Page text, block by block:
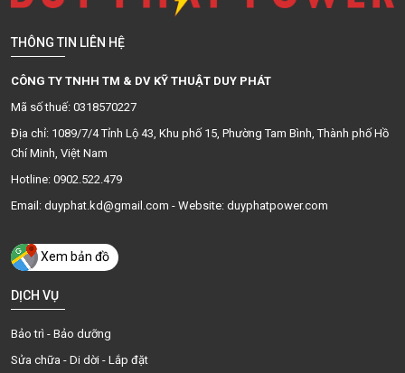
THÔNG TIN LIÊN HỆ
CÔNG TY TNHH TM & DV KỸ THUẬT DUY PHÁT
Mã số thuế: 0318570227
Địa chỉ: 1089/7/4 Tỉnh Lộ 43, Khu phố 15, Phường Tam Bình, Thành phố Hồ
Chí Minh, Việt Nam
Hotline: 0902.522.479
Email: duyphat.kd@gmail.com - Website: duyphatpower.com
Xem bản đồ
DỊCH VỤ
Bảo trì - Bảo dưỡng
Sửa chữa - Di dời - Lắp đặt